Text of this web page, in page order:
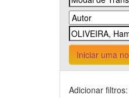
Iniciar uma
Adicionar filtros: